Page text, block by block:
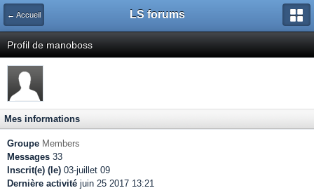
← Accueil LS forums
Profil de manoboss
Mes informations
Groupe Members
Messages 33
Inscrit(e) (le) 03-juillet 09
Dernière activité juin 25 2017 13:21